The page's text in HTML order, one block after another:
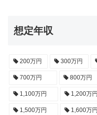
想定年収
200万円 300万円
700万円 800万円
1,100万円 1,200万円
1,500万円 1,600万円